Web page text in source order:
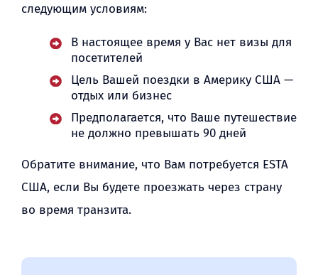
следующим условиям:
В настоящее время у Вас нет визы для
посетителей
Цель Вашей поездки в Америку США —
отдых или бизнес
Предполагается, что Ваше путешествие
не должно превышать 90 дней
Обратите внимание, что Вам потребуется ESTA
США, если Вы будете проезжать через страну
во время транзита.